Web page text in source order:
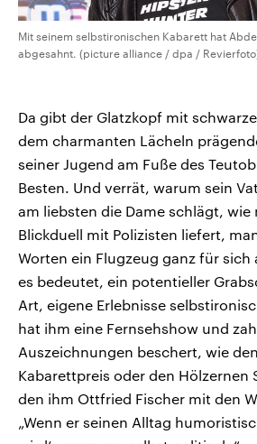
Mit seinem selbstironischen Kabarett hat
abgesahnt. (picture alliance / dpa /
Da gibt der Glatzkopf mit
dem charmanten Lächeln
seiner Jugend am Fuße des
Besten. Und verrät, warum sein
am liebsten die Dame schlägt, wie
Blickduell mit Polizisten liefert,
Worten ein Flugzeug ganz für sich
es bedeutet, ein potentieller
Art, eigene Erlebnisse
hat ihm eine Fernsehshow und
Auszeichnungen beschert, wie
Kabarettpreis oder den Hölzernen
den ihm Ottfried Fischer mit den
„Wenn er seinen Alltag